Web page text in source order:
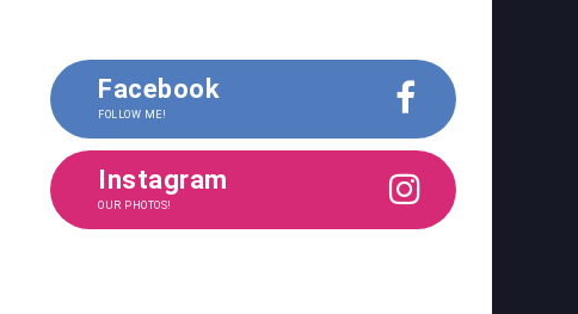
Facebook
FOLLOW ME!
Instagram
OUR PHOTOS!